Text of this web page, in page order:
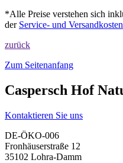
*Alle Preise verstehen sich
der Service- und Versandkosten
zurück
Zum Seitenanfang
Caspersch Hof
Kontaktieren Sie uns
DE-ÖKO-006
Fronhäuserstraße 12
35102 Lohra-Damm